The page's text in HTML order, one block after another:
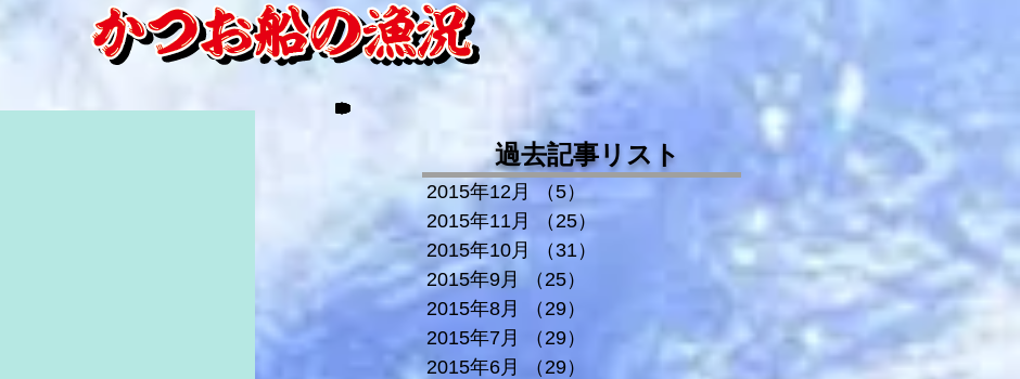
過去記事リスト
2015年12月 （5）
2015年11月
（25）
2015年10月
（31）
2015年9月
（25）
2015年8月
（29）
2015年7月
（29）
29件の記事
2015年6月
（29）